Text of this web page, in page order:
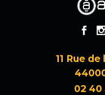
11 Rue
02 40